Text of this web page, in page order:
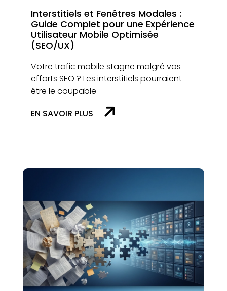
Interstitiels et Fenêtres Modales :
Guide Complet pour une Expérience
Utilisateur Mobile Optimisée
(SEO/UX)
Votre trafic mobile stagne malgré vos
efforts SEO ? Les interstitiels pourraient
être le coupable
EN SAVOIR PLUS